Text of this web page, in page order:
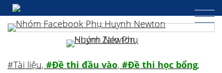
#Tài liệu, #Đề thi đầu vào, #Đề thi học bổng,